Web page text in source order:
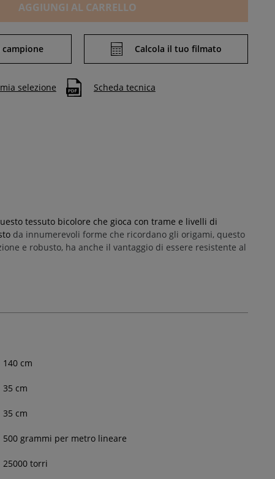
AGGIUNGI AL CARRELLO
Calcola il tuo filmato
selezione Scheda tecnica
tessuto bicolore che gioca con trame e livelli di
da innumerevoli forme che ricordano gli origami, questo
e robusto, ha anche il vantaggio di essere resistente al
140 cm
35 cm
35 cm
500 grammi per metro lineare
25000 torri